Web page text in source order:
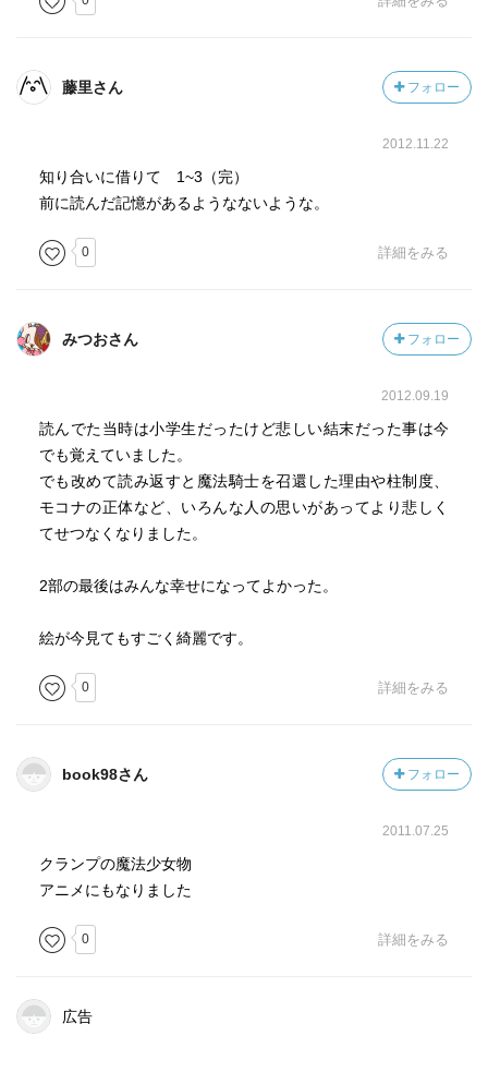
藤里さん フォロー
2012.11.22
知り合いに借りて 1~3（完）
前に読んだ記憶があるようなないような。
0 詳細をみる
みつおさん フォロー
2012.09.19
読んでた当時は小学生だったけど悲しい結末だった事は今
でも覚えていました。
でも改めて読み返すと魔法騎士を召還した理由や柱制度、
モコナの正体など、いろんな人の思いがあってより悲しく
てせつなくなりました。
2部の最後はみんな幸せになってよかった。
絵が今見てもすごく綺麗です。
0 詳細をみる
book98さん フォロー
2011.07.25
クランプの魔法少女物
アニメにもなりました
0 詳細をみる
広告